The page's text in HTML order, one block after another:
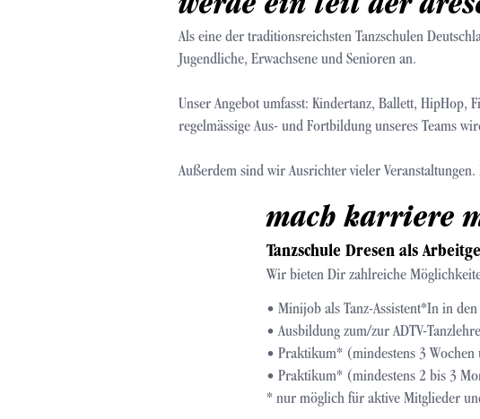
Als eine der traditionsreichsten Tanzschulen
Jugendliche, Erwachsene und Senioren an.
Unser Angebot umfasst: Kindertanz, Ballett, HipHop,
regelmässige Aus- und Fortbildung unseres Teams
Außerdem sind wir Ausrichter vieler
mach karriere
Tanzschule Dresen als
Wir bieten Dir zahlreiche
• Minijob als Tanz-Assistent*In in den
• Ausbildung zum/zur ADTV-
• Praktikum* (mindestens 3
• Praktikum* (mindestens 2 bis 3
* nur möglich für aktive Mitglieder